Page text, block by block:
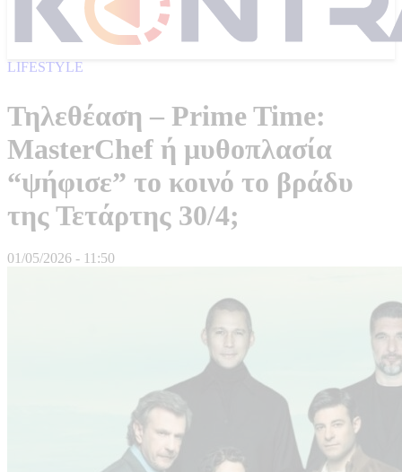
LIFESTYLE
Τηλεθέαση – Prime Time:
MasterChef ή μυθοπλασία
“ψήφισε” το κοινό το βράδυ
της Τετάρτης 30/4;
01/05/2026 - 11:50